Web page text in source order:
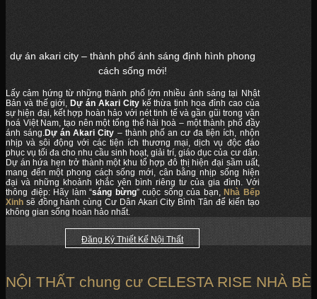
dự án akari city – thành phố ánh sáng định hình phong
cách sống mới!
Lấy cảm hứng từ những thành phố lớn nhiều ánh sáng tại Nhật
Bản và thế giới,Dự án Akari Citykế thừa tinh hoa đỉnh cao của
sự hiện đại, kết hợp hoàn hảo với nét tinh tế và gần gũi trong văn
hoá Việt Nam, tạo nên một tổng thể hài hoà – một thành phố đầy
ánh sáng.Dự án Akari City – thành phố an cư đa tiện ích, nhộn
nhịp và sôi động với các tiện ích thương mại, dịch vụ độc đáo
phục vụ tối đa cho nhu cầu sinh hoạt, giải trí, giáo dục của cư dân.
Dự án hứa hẹn trở thành một khu tổ hợp đô thị hiện đại sầm uất,
mang đến một phong cách sống mới, cân bằng nhịp sống hiện
đại và những khoảnh khắc yên bình riêng tư của gia đình. Với
thông điệp: Hãy làm “sáng bừng” cuộc sống của bạn,Nhà Bếp
Xinh sẽ đồng hành cùng Cư Dân Akari City Bình Tân để kiến tạo
không gian sống hoàn hảo nhất.
Đăng Ký Thiết Kế Nội Thất
NỘI THẤT chung cư CELESTA RISE NHÀ BÈ